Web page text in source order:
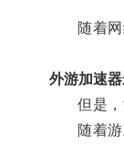
随着网络
外游加速
但是，游
随着游戏